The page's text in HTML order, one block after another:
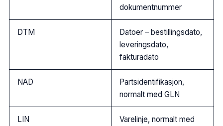
dokumentnummer
DTM
Datoer – bestillingsdato,
leveringsdato,
fakturadato
NAD
Partsidentifikasjon,
normalt med GLN
LIN
Varelinje, normalt med